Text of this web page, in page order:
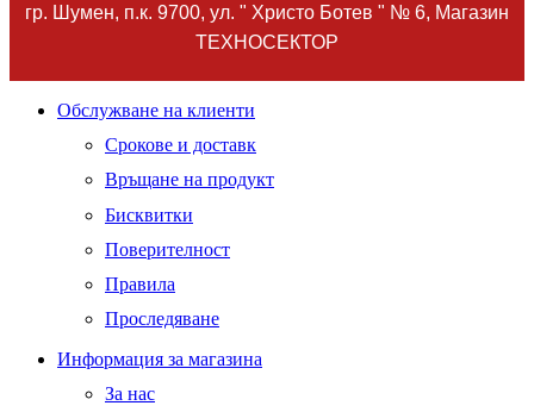
гр. Шумен, п.к. 9700, ул. " Христо Ботев " № 6, Магазин
ТЕХНОСЕКТОР
Facebook
Twitter
Instagram
Pinterest
Linkedin
Youtube
VimeoОбслужване на клиенти
Срокове и доставк
Връщане на продукт
Бисквитки
Поверителност
Правила
Проследяване
Информация за магазина
За нас